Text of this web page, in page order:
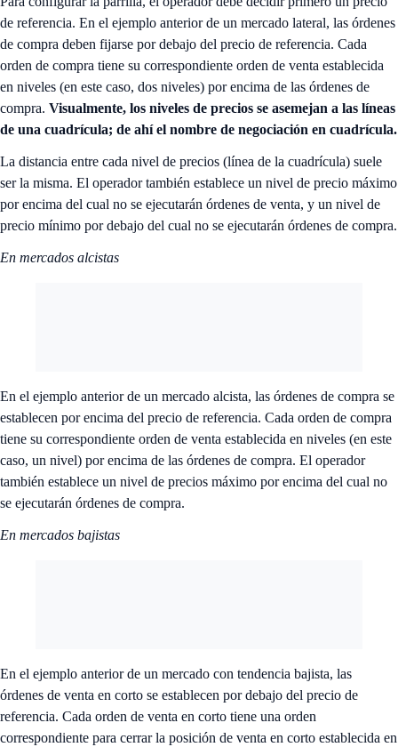
de referencia. En el ejemplo anterior de un mercado lateral, las órdenes
de compra deben fijarse por debajo del precio de referencia. Cada
orden de compra tiene su correspondiente orden de venta establecida
en niveles (en este caso, dos niveles) por encima de las órdenes de
compra. Visualmente, los niveles de precios se asemejan a las líneas
de una cuadrícula; de ahí el nombre de negociación en cuadrícula.
La distancia entre cada nivel de precios (línea de la cuadrícula) suele
ser la misma. El operador también establece un nivel de precio máximo
por encima del cual no se ejecutarán órdenes de venta, y un nivel de
precio mínimo por debajo del cual no se ejecutarán órdenes de compra.
En mercados alcistas
En el ejemplo anterior de un mercado alcista, las órdenes de compra se
establecen por encima del precio de referencia. Cada orden de compra
tiene su correspondiente orden de venta establecida en niveles (en este
caso, un nivel) por encima de las órdenes de compra. El operador
también establece un nivel de precios máximo por encima del cual no
se ejecutarán órdenes de compra.
En mercados bajistas
En el ejemplo anterior de un mercado con tendencia bajista, las
órdenes de venta en corto se establecen por debajo del precio de
referencia. Cada orden de venta en corto tiene una orden
correspondiente para cerrar la posición de venta en corto establecida en